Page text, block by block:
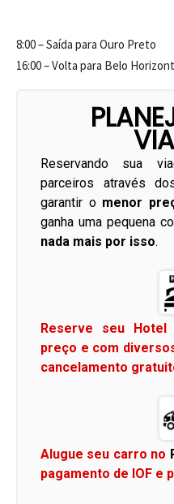
8:00 – Saída para Ouro Preto
16:00 – Volta para Belo
Reservando sua
parceiros através
garantir o menor
ganha uma pequena
nada mais por isso.
Reserve seu Hotel
preço e com
cancelamento
Alugue seu carro no
pagamento de IOF e